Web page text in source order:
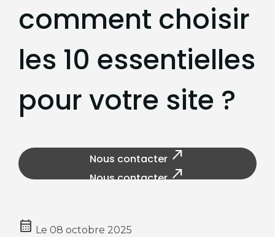
comment choisir
les 10 essentielles
pour votre site ?
Nous contacter north_east
Nous contacternorth_east
calendar_month Le 08 octobre 2025